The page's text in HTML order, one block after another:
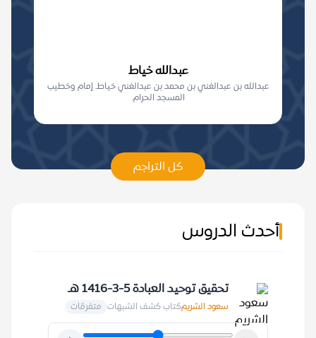
عبدالله خياط
عبدالله بن عبدالغني بن محمد بن عبدالغني خياط. إمام وخطيب
المسجد الحرام.
كل التراجم
أحدث الدروس
تحقيق توحيد العبادة 5-3-1416 هـ
سعود الشريمكتاب كشف الشبهات متفرقات